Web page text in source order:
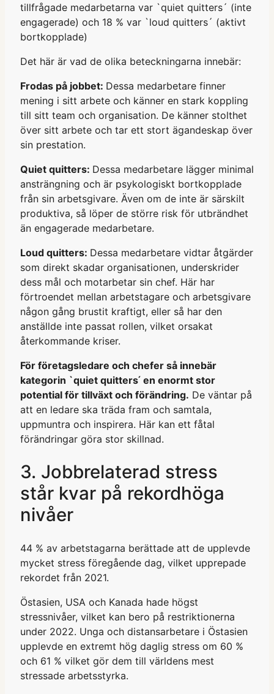
tillfrågade medarbetarna var `quiet quitters´ (inte
engagerade) och 18 % var `loud quitters´ (aktivt
bortkopplade)
Det här är vad de olika beteckningarna innebär:
Frodas på jobbet: Dessa medarbetare finner
mening i sitt arbete och känner en stark koppling
till sitt team och organisation. De känner stolthet
över sitt arbete och tar ett stort ägandeskap över
sin prestation.
Quiet quitters: Dessa medarbetare lägger minimal
ansträngning och är psykologiskt bortkopplade
från sin arbetsgivare. Även om de inte är särskilt
produktiva, så löper de större risk för utbrändhet
än engagerade medarbetare.
Loud quitters: Dessa medarbetare vidtar åtgärder
som direkt skadar organisationen, underskrider
dess mål och motarbetar sin chef. Här har
förtroendet mellan arbetstagare och arbetsgivare
någon gång brustit kraftigt, eller så har den
anställde inte passat rollen, vilket orsakat
återkommande kriser.
För företagsledare och chefer så innebär
kategorin `quiet quitters ́ en enormt stor
potential för tillväxt och förändring. De väntar på
att en ledare ska träda fram och samtala,
uppmuntra och inspirera. Här kan ett fåtal
förändringar göra stor skillnad.
3. Jobbrelaterad stress
står kvar på rekordhöga
nivåer
44 % av arbetstagarna berättade att de upplevde
mycket stress föregående dag, vilket upprepade
rekordet från 2021.
Östasien, USA och Kanada hade högst
stressnivåer, vilket kan bero på restriktionerna
under 2022. Unga och distansarbetare i Östasien
upplevde en extremt hög daglig stress om 60 %
och 61 % vilket gör dem till världens mest
stressade arbetsstyrka.